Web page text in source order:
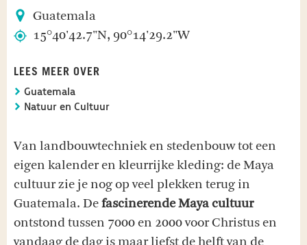
Guatemala
15°40'42.7"N, 90°14'29.2"W
LEES MEER OVER
Guatemala
Natuur en Cultuur
Van landbouwtechniek en stedenbouw tot een
eigen kalender en kleurrijke kleding: de Maya
cultuur zie je nog op veel plekken terug in
Guatemala. Defascinerende Maya cultuur
ontstond tussen 7000 en 2000 voor Christus en
vandaag de dag is maar liefst de helft van de